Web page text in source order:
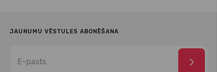
JAUNUMU VĒSTULES ABONĒŠANA